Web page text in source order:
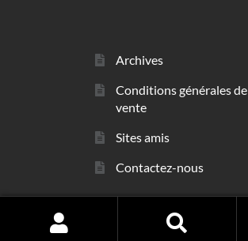
Archives
Conditions générales de
vente
Sites amis
Contactez-nous
© sarl Les Minéraux 2006 - 2026
Search